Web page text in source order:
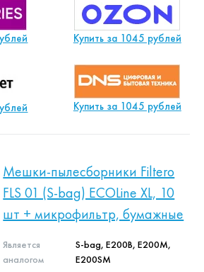
Купить за 1045 рублей
Купить за 1045 рублей
Мешки-пылесборники Filtero
FLS 01 (S-bag) ECOLine XL, 10
шт + микрофильтр, бумажные
Является
аналогом
S-bag, E200B, E200M,
E200SM